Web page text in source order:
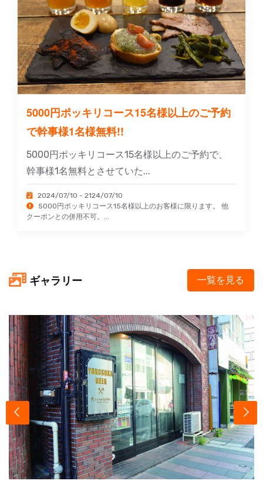
5000円ポッキリコース15名様以上のご予約
で幹事様1名様無料!!
5000円ポッキリコース15名様以上のご予約で、
幹事様1名無料とさせていた...
2024/07/10 - 2124/07/10
5000円ポッキリコース15名様以上のお客様に限ります。 他
クーポンとの併用不可。...
ギャラリー 一覧を見る